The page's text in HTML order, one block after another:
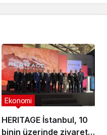
HERITAGE İstanbul, 10
binin üzerinde ziyaretçi
Ekonomi